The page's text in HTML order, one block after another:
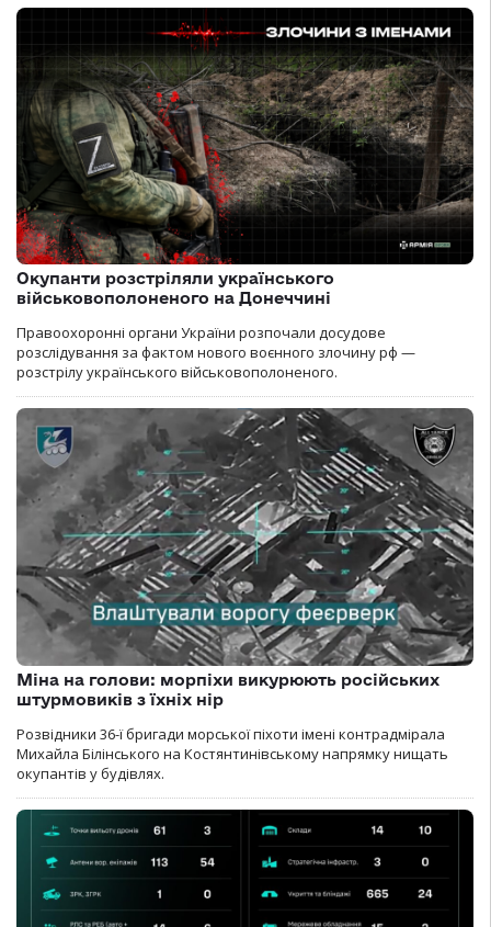
Окупанти розстріляли українського
військовополоненого на Донеччині
Правоохоронні органи України розпочали досудове
розслідування за фактом нового воєнного злочину рф —
розстрілу українського військовополоненого.
Міна на голови: морпіхи викурюють російських
штурмовиків з їхніх нір
Розвідники 36-ї бригади морської піхоти імені контрадмірала
Михайла Білінського на Костянтинівському напрямку нищать
окупантів у будівлях.